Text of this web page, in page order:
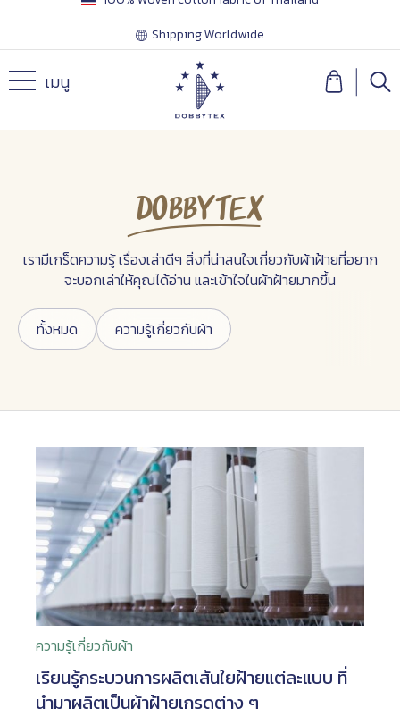
Shipping Worldwide
เมนู
Dobbytex
เรามีเกร็ดความรู้ เรื่องเล่าดีๆ สิ่งที่น่าสนใจเกี่ยวกับผ้าฝ้ายที่อยาก
จะบอกเล่าให้คุณได้อ่าน และเข้าใจในผ้าฝ้ายมากขึ้น
ทั้งหมด ความรู้เกี่ยวกับผ้า
ความรู้เกี่ยวกับผ้า
เรียนรู้กระบวนการผลิตเส้นใยฝ้ายแต่ละแบบ ที่
นำมาผลิตเป็นผ้าฝ้ายเกรดต่าง ๆ